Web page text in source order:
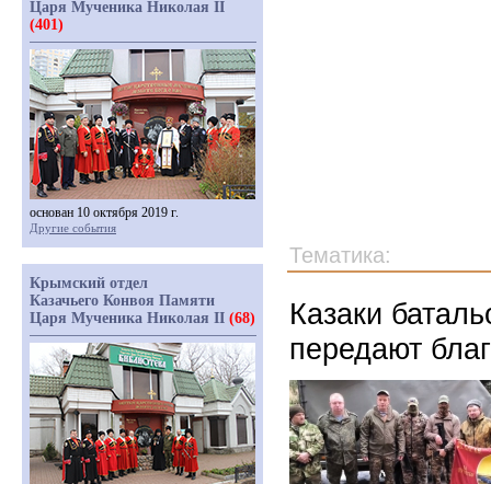
Тематика:
Казаки
передают
Царя Мученика Николая II
(401)
основан 10 октября 2019 г.
Другие события
Крымский отдел
Казачьего Конвоя Памяти
Царя Мученика Николая II (68)